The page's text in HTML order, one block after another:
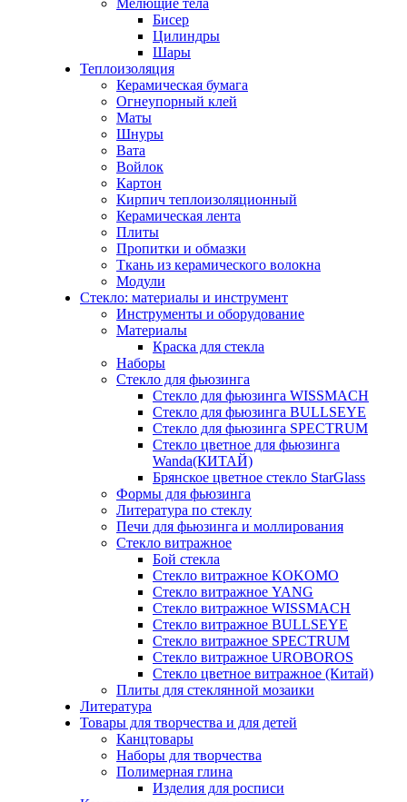
Мелющие тела
Бисер
Цилиндры
Шары
Теплоизоляция
Керамическая бумага
Огнеупорный клей
Маты
Шнуры
Вата
Войлок
Картон
Кирпич теплоизоляционный
Керамическая лента
Плиты
Пропитки и обмазки
Ткань из керамического волокна
Модули
Стекло: материалы и инструмент
Инструменты и оборудование
Материалы
Краска для стекла
Наборы
Стекло для фьюзинга
Стекло для фьюзинга WISSMACH
Стекло для фьюзинга BULLSEYE
Стекло для фьюзинга SPECTRUM
Стекло цветное для фьюзинга
Wanda(КИТАЙ)
Брянское цветное стекло StarGlass
Формы для фьюзинга
Литература по стеклу
Печи для фьюзинга и моллирования
Стекло витражное
Бой стекла
Стекло витражное KOKOMO
Стекло витражное YANG
Стекло витражное WISSMACH
Стекло витражное BULLSEYE
Стекло витражное SPECTRUM
Стекло витражное UROBOROS
Стекло цветное витражное (Китай)
Плиты для стеклянной мозаики
Литература
Товары для творчества и для детей
Канцтовары
Наборы для творчества
Полимерная глина
Изделия для росписи